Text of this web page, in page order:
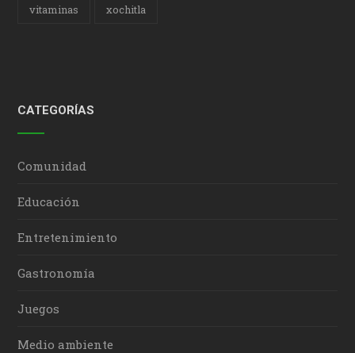
vitaminas xochitla
CATEGORÍAS
Comunidad
Educación
Entretenimiento
Gastronomía
Juegos
Medio ambiente